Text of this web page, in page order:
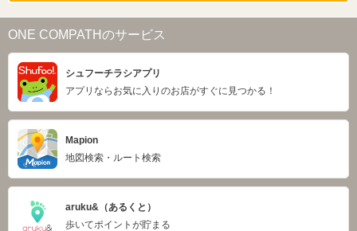
ONE COMPATHのサービス
シュフーチラシアプリ
アプリならお気に入りのお店がすぐに見つかる！
Mapion
地図検索・ルート検索
aruku&（あるくと）
歩いてポイントが貯まる